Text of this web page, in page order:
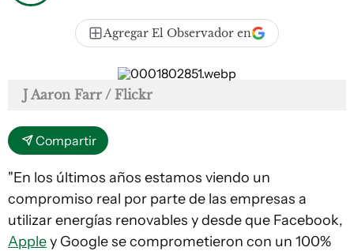
Agregar El Observador en
J Aaron Farr / Flickr
Compartir
"En los últimos años estamos viendo un
compromiso real por parte de las empresas a
utilizar energías renovables y desde que Facebook,
Appley Google se comprometieron con un 100%